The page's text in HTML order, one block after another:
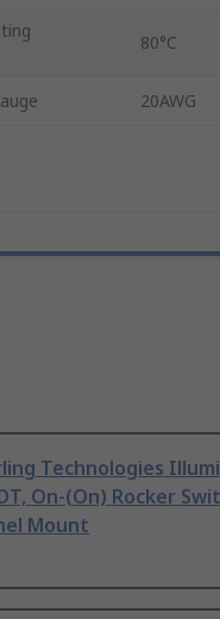
80°C
20AWG
Technologies
On-(On) Rocker
Mount